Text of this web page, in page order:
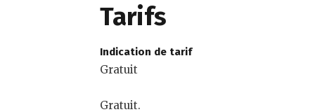
Tarifs
Indication de tarif
Gratuit
Gratuit.